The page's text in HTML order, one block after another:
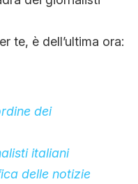
te, è dell’ultima ora:
dei
italiani
delle notizie